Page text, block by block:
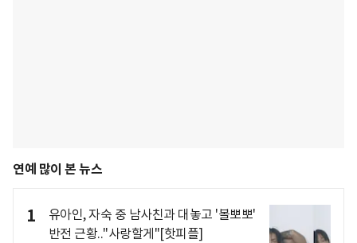
연예 많이 본 뉴스
1
유아인, 자숙 중 남사친과 대놓고 '볼뽀뽀'
반전 근황.."사랑할게"[핫피플]